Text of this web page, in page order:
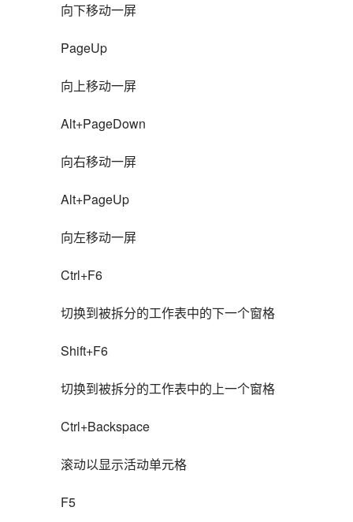
向下移动一屏
PageUp
向上移动一屏
Alt+PageDown
向右移动一屏
Alt+PageUp
向左移动一屏
Ctrl+F6
切换到被拆分的工作表中的下一个窗格
Shift+F6
切换到被拆分的工作表中的上一个窗格
Ctrl+Backspace
滚动以显示活动单元格
F5